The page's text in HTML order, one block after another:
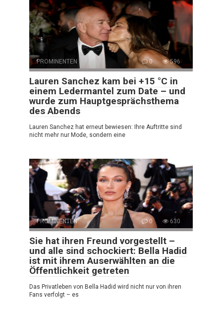
PROMINENTEN 0 596
Lauren Sanchez kam bei +15 °C in
einem Ledermantel zum Date – und
wurde zum Hauptgesprächsthema
des Abends
Lauren Sanchez hat erneut bewiesen: Ihre Auftritte sind
nicht mehr nur Mode, sondern eine
PROMINENTEN 0 630
Sie hat ihren Freund vorgestellt –
und alle sind schockiert: Bella Hadid
ist mit ihrem Auserwählten an die
Öffentlichkeit getreten
Das Privatleben von Bella Hadid wird nicht nur von ihren
Fans verfolgt – es